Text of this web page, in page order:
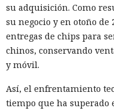
su adquisición. Como
su negocio y en otoño de
entregas de chips para
chinos, conservando
y móvil.
Así, el enfrentamiento
tiempo que ha superado